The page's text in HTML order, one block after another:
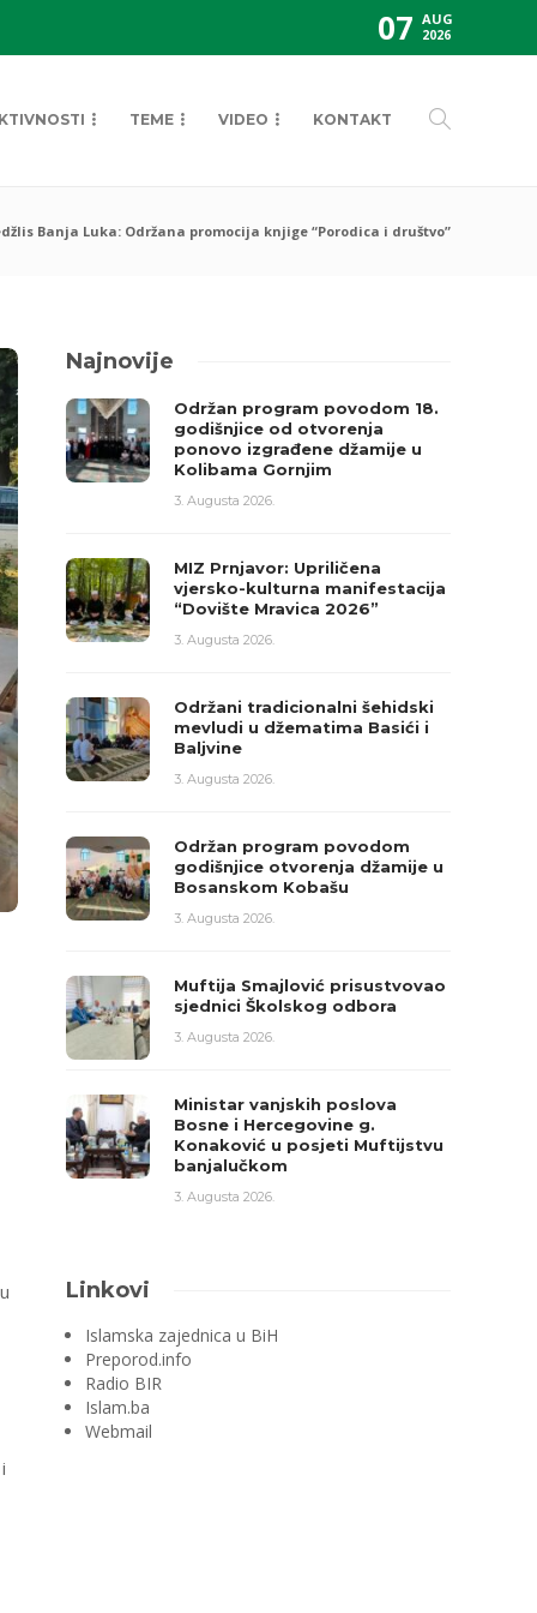
07 AUG
2026
TEME VIDEO KONTAKT
Banja Luka: Održana promocija knjige “Porodica i društvo”
Najnovije
Održan program povodom 18.
godišnjice od otvorenja
ponovo izgrađene džamije u
Kolibama Gornjim
3. Augusta 2026.
MIZ Prnjavor: Upriličena
vjersko-kulturna manifestacija
“Dovište Mravica 2026”
3. Augusta 2026.
Održani tradicionalni šehidski
mevludi u džematima Basići i
Baljvine
3. Augusta 2026.
Održan program povodom
godišnjice otvorenja džamije u
Bosanskom Kobašu
3. Augusta 2026.
Muftija Smajlović prisustvovao
sjednici Školskog odbora
3. Augusta 2026.
Ministar vanjskih poslova
Bosne i Hercegovine g.
Konaković u posjeti Muftijstvu
banjalučkom
3. Augusta 2026.
Linkovi
Islamska zajednica u BiH
Preporod.info
Radio BIR
Islam.ba
Webmail